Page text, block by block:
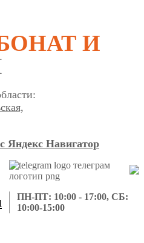
И
Яндекс Навигатор
ПН-ПТ: 10:00 - 17:00, СБ:
10:00-15:00